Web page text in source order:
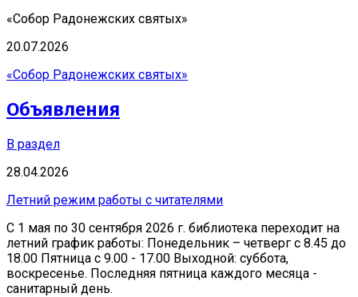
«Собор Радонежских святых»
20.07.2026
«Собор Радонежских святых»
Объявления
В раздел
28.04.2026
Летний режим работы с читателями
С 1 мая по 30 сентября 2026 г. библиотека переходит на
летний график работы: Понедельник – четверг с 8.45 до
18.00 Пятница с 9.00 - 17.00 Выходной: суббота,
воскресенье. Последняя пятница каждого месяца -
санитарный день.